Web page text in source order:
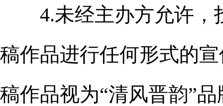
4.未经主办方允许，
稿作品进行任何形式的
稿作品视为“清风晋韵”